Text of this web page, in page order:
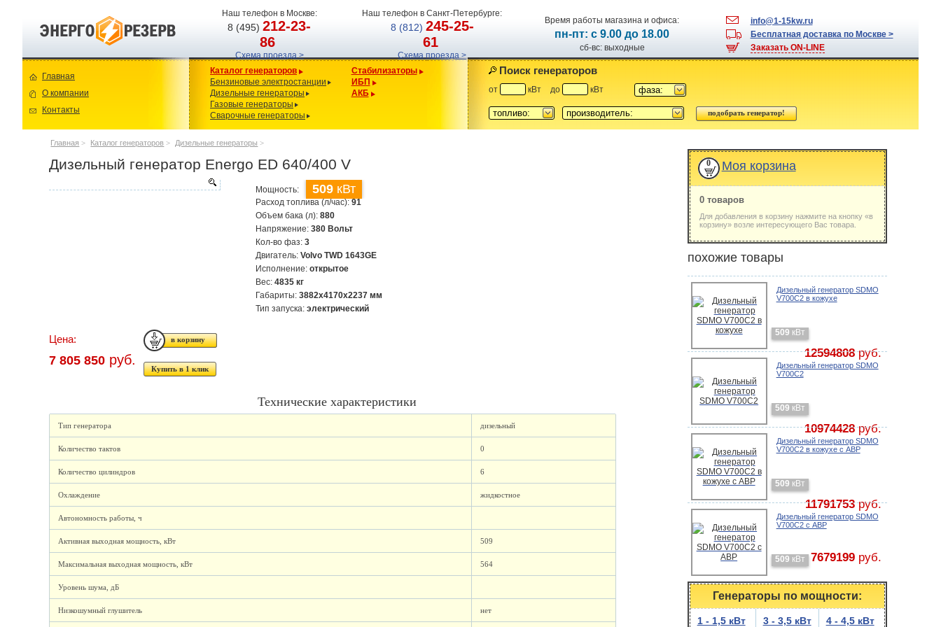
Наш телефон в Москве:
8 (495)212-23-
86
Схема проезда >
Наш телефон в Санкт-Петербурге:
8 (812) 245-25-
61
Схема проезда >
Время работы магазина и офиса:
пн-пт: с 9.00 до 18.00
сб-вс: выходные
info@1-15kw.ru
Бесплатная доставка по Москве >
Заказать ON-LINE
Главная
О компании
Контакты
Каталог генераторов
Бензиновые электростанции
Дизельные генераторы
Газовые генераторы
Сварочные генераторы
Стабилизаторы
ИБП
АКБ
Поиск генераторов
от кВт до кВт фаза:
топливо: производитель:
Главная > Каталог генераторов > Дизельные генераторы >
Дизельный генератор Energo ED 640/400 V
Мощность: 509 кВт
Расход топлива (л/час):91
Объем бака (л):880
Напряжение:380 Вольт
Кол-во фаз:3
Двигатель:Volvo TWD 1643GE
Исполнение:открытое
Вес:4835 кг
Габариты:3882x4170x2237 мм
Тип запуска:электрический
Цена:
7 805 850 руб.
Купить в 1 клик
Технические характеристики
Тип генератора дизельный
Количество тактов 0
Количество цилиндров 6
Охлаждение жидкостное
Автономность работы, ч
Активная выходная мощность, кВт 509
Максимальная выходная мощность, кВт 564
Уровень шума, дБ
Низкошумный глушитель нет
0 Моя корзина
0 товаров
Для добавления в корзину нажмите на кнопку «в
корзину» возле интересующего Вас товара.
похожие товары
Дизельный генератор SDMO
V700C2 в кожухе
509 кВт
12594808руб.
Дизельный генератор SDMO
V700C2
509 кВт
10974428руб.
Дизельный генератор SDMO
V700C2 в кожухе с АВР
509 кВт
11791753руб.
Дизельный генератор SDMO
V700C2 с АВР
509 кВт 7679199руб.
Генераторы по мощности:
1 - 1,5 кВт 3 - 3,5 кВт 4 - 4,5 кВт